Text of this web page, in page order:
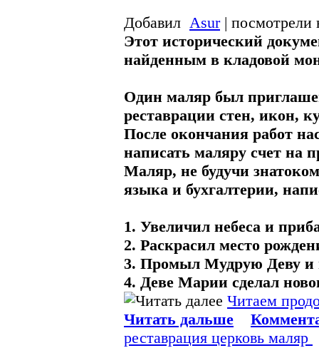
Добавил Asur| посмотрели
Этот исторический
найденным в кладовой
Один маляр был
реставрации стен, икон,
После окончания работ
написать маляру счет на
Маляр, не будучи
языка и бухгалтерии,
1. Увеличил небеса и
2. Раскрасил место
3. Промыл Мудрую Деву и
4. Деве Марии сделал
Читаем
Читать дальше
реставрация церковь маляр